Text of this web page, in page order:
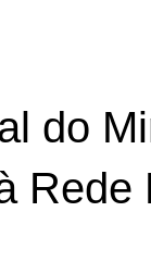
do
Rede